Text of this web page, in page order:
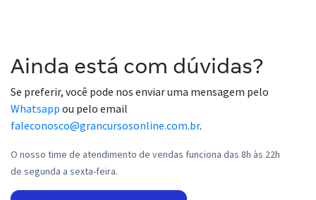
Ainda está com dúvidas?
Se preferir, você pode nos enviar uma mensagem pelo
Whatsapp ou pelo email
faleconosco@grancursosonline.com.br.
O nosso time de atendimento de vendas funciona das 8h às 22h
de segunda a sexta-feira.